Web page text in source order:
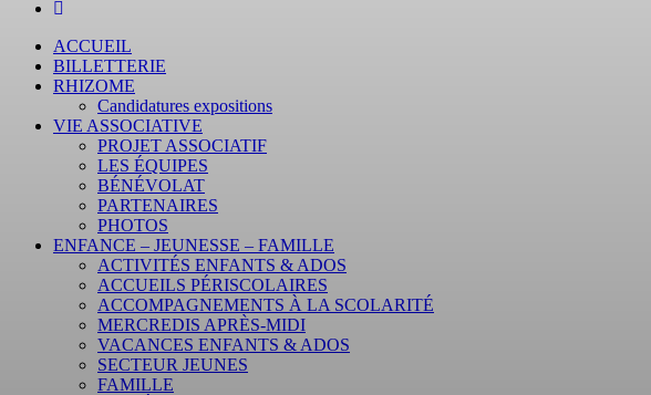
ACCUEIL
BILLETTERIE
RHIZOME
Candidatures expositions
VIE ASSOCIATIVE
PROJET ASSOCIATIF
LES ÉQUIPES
BÉNÉVOLAT
PARTENAIRES
PHOTOS
ENFANCE – JEUNESSE – FAMILLE
ACTIVITÉS ENFANTS & ADOS
ACCUEILS PÉRISCOLAIRES
ACCOMPAGNEMENTS À LA SCOLARITÉ
MERCREDIS APRÈS-MIDI
VACANCES ENFANTS & ADOS
SECTEUR JEUNES
FAMILLE